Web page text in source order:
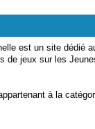
est un site dédié
de jeux sur les
à la